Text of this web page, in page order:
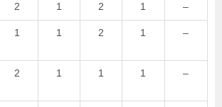
2 1 2 1 –
1 1 2 1 –
2 1 1 1 –